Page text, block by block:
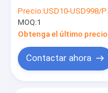
almacenamiento de
la vejiga de riego
tanque de agua
Precio:USD10-USD998/PCS
MOQ:1
Obtenga el último precio
Contactar ahora